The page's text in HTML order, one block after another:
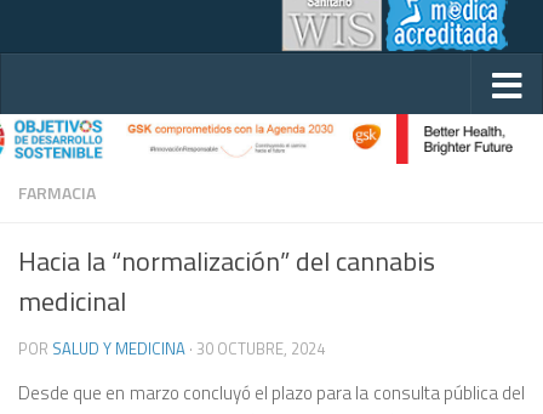
FARMACIA
Hacia la “normalización” del cannabis
medicinal
POR SALUD Y MEDICINA · 30 OCTUBRE, 2024
Desde que en marzo concluyó el plazo para la consulta pública del